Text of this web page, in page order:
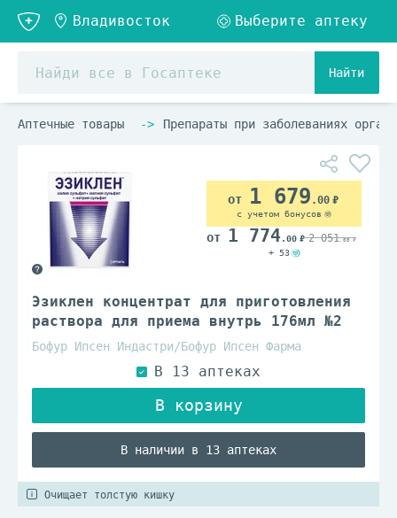
Найти
Аптечные товары Препараты при заболеваниях
Эзиклен концентрат для приготовления
раствора для приема внутрь 176мл №2
Бофур Ипсен Индастри/Бофур Ипсен Фарма
В наличии в 13 аптеках
1 679 .00
с учетом бонусов
1 774.00 2 051.00
+ 53
Очищает толстую кишку